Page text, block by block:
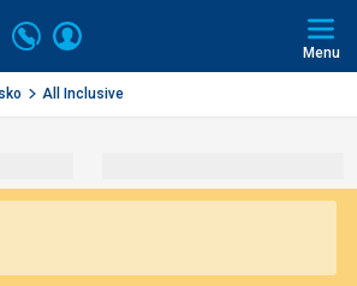
Volajte
+421
2
3221
Prihlásiť
Menu
All Inclusive